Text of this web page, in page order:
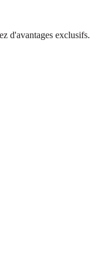
d'avantages exclusifs.